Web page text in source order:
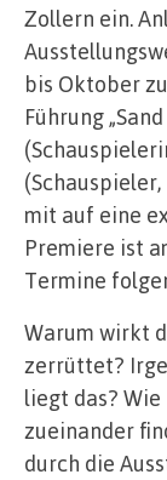
Zollern ein.
bis Oktober
Führung
mit auf eine
Premiere ist
Termine
Warum wirkt
zerrüttet?
liegt das?
zueinander
durch die